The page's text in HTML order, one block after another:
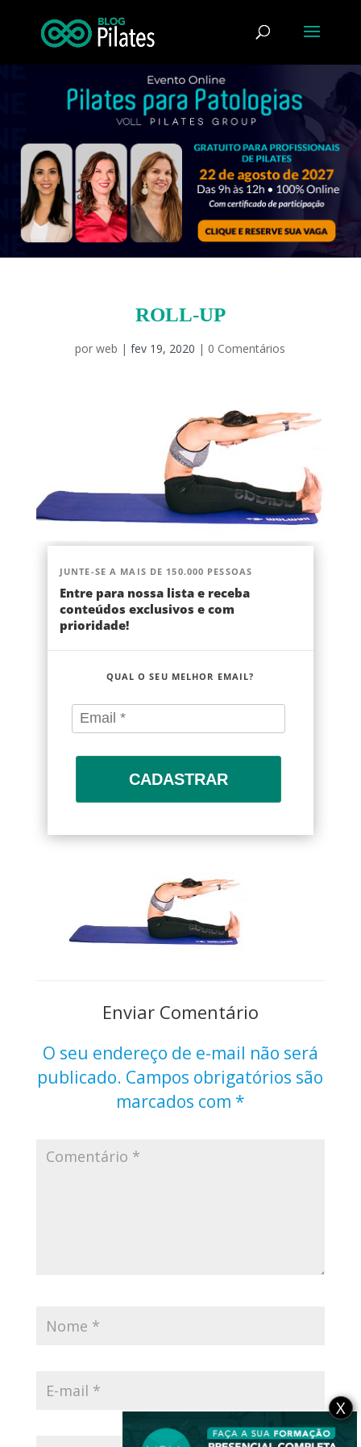
ROLL-UP
porweb |fev 19, 2020 | 0 Comentários
JUNTE-SE A MAIS DE 150.000 PESSOAS
Entre para nossa lista e receba
conteúdos exclusivos e com
prioridade!
QUAL O SEU MELHOR EMAIL?
CADASTRAR
Enviar Comentário
O seu endereço de e-mail não será
publicado. Campos obrigatórios são
marcados com *
X